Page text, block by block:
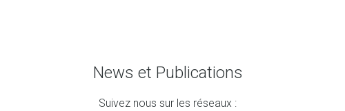
News et Publications
Suivez nous sur les réseaux :